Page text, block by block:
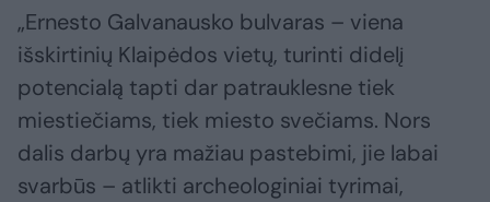
„Ernesto Galvanausko bulvaras – viena
išskirtinių Klaipėdos vietų, turinti didelį
potencialą tapti dar patrauklesne tiek
miestiečiams, tiek miesto svečiams. Nors
dalis darbų yra mažiau pastebimi, jie labai
svarbūs – atlikti archeologiniai tyrimai,